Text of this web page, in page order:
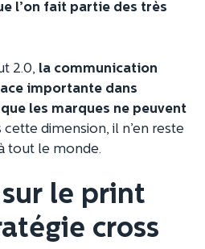
l’on fait partie des très
2.0, la communication
importante dans
les marques ne peuvent
dimension, il n’en reste
tout le monde.
sur le print
cross